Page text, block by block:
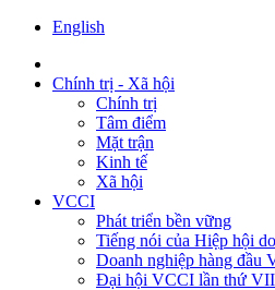
English
Chính trị - Xã hội
Chính trị
Tâm điểm
Mặt trận
Kinh tế
Xã hội
VCCI
Phát triển bền vững
Tiếng nói của Hiệp hội
Doanh nghiệp hàng đầu
Đại hội VCCI lần thứ VII